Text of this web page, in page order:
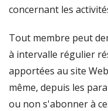
concernant les
Tout membre peut
à intervalle régulier
apportées au site
même, depuis les
ou non s'abonner à